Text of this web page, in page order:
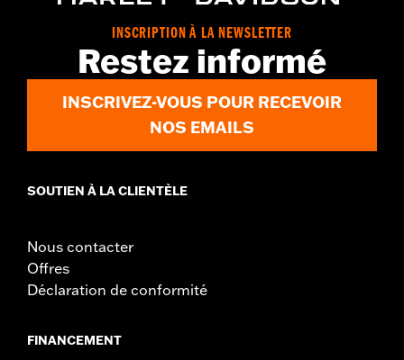
INSCRIPTION À LA NEWSLETTER
Restez informé
INSCRIVEZ-VOUS POUR RECEVOIR
NOS EMAILS
SOUTIEN À LA CLIENTÈLE
Nous contacter
Offres
Déclaration de conformité
FINANCEMENT